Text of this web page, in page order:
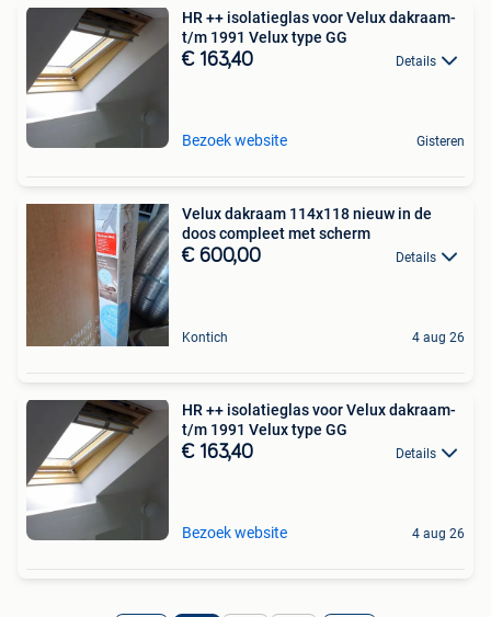
HR ++ isolatieglas voor Velux dakraam-
t/m 1991 Velux type GG
€ 163,40 Details
Bezoek website Gisteren
Velux dakraam 114x118 nieuw in de
doos compleet met scherm
€ 600,00 Details
Kontich 4 aug 26
HR ++ isolatieglas voor Velux dakraam-
t/m 1991 Velux type GG
€ 163,40 Details
Bezoek website 4 aug 26